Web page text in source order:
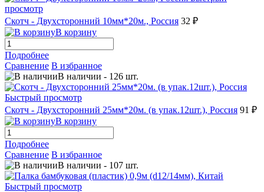
просмотр
Скотч - Двухсторонний 10мм*20м., Россия 32 ₽
В корзину
Подробнее
Сравнение В избранное
В наличии - 126 шт.
Быстрый просмотр
Скотч - Двухсторонний 25мм*20м. (в упак.12шт.), Россия 91 ₽
В корзину
Подробнее
Сравнение В избранное
В наличии - 107 шт.
Быстрый просмотр